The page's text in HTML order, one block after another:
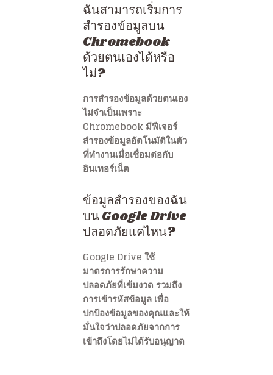
ฉันสามารถเริ่มการ
สำรองข้อมูลบน
Chromebook
ด้วยตนเองได้หรือ
ไม่?
การสำรองข้อมูลด้วยตนเอง
ไม่จำเป็นเพราะ
Chromebook มีฟีเจอร์
สำรองข้อมูลอัตโนมัติในตัว
ที่ทำงานเมื่อเชื่อมต่อกับ
อินเทอร์เน็ต
ข้อมูลสำรองของฉัน
บน Google Drive
ปลอดภัยแค่ไหน?
Google Drive ใช้
มาตรการรักษาความ
ปลอดภัยที่เข้มงวด รวมถึง
การเข้ารหัสข้อมูล เพื่อ
ปกป้องข้อมูลของคุณและให้
มั่นใจว่าปลอดภัยจากการ
เข้าถึงโดยไม่ได้รับอนุญาต